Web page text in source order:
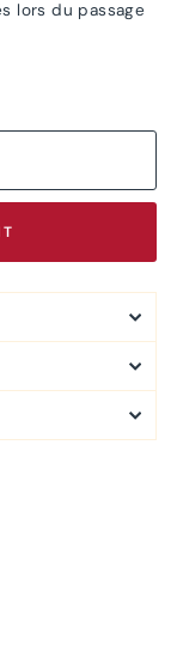
lors du passage